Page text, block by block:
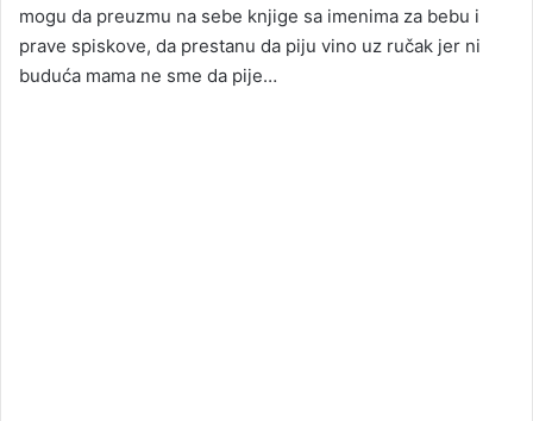
mogu da preuzmu na sebe knjige sa imenima za bebu i
prave spiskove, da prestanu da piju vino uz ručak jer ni
buduća mama ne sme da pije…